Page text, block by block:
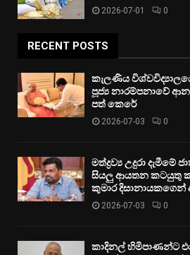
2026-07-01 0
RECENT POSTS
කැලණිය
පූජ්‍ය නාරම්පනාවේ
පත් කෙරේ
2026-07-03 0
මත්ද්‍රව්‍ය උදුරා දැමීමේ
සියලු ආයතන කටයුතු
කුමාර දිසානායකගෙන්
2026-07-03 0
කාදිනල් හිමිපාණන්ට